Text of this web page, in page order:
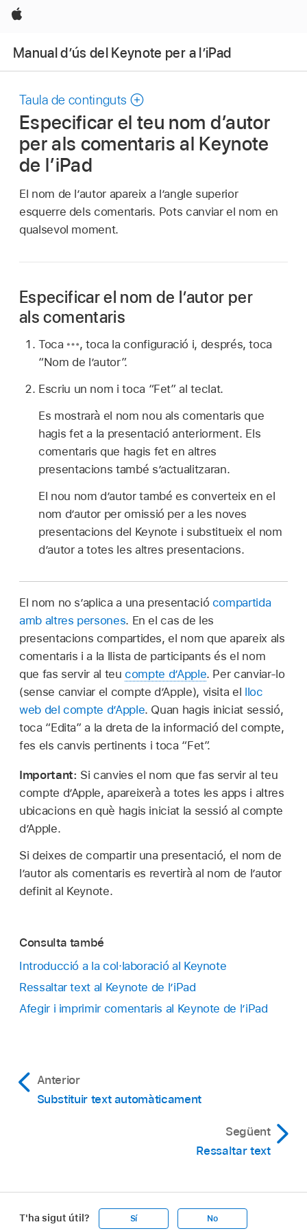
Apple
Manual d’ús del Keynote per a l’iPad
Taula de continguts
Especificar el teu nom d’autor
per als comentaris al Keynote
de l’iPad
El nom de l’autor apareix a l’angle superior
esquerre dels comentaris. Pots canviar el nom en
qualsevol moment.
Especificar el nom de l’autor per
als comentaris
Toca ,toca la configuració i, després, toca
“Nom de l’autor”.
Escriu un nom i toca “Fet” al teclat.
Es mostrarà el nom nou als comentaris que
hagis fet a la presentació anteriorment. Els
comentaris que hagis fet en altres
presentacions també s’actualitzaran.
El nou nom d’autor també es converteix en el
nom d’autor per omissió per a les noves
presentacions del Keynote i substitueix el nom
d’autor a totes les altres presentacions.
El nom no s’aplica a una presentació compartida
amb altres persones. En el cas de les
presentacions compartides, el nom que apareix als
comentaris i a la llista de participants és el nom
que fas servir al teucompte d’Apple. Per canviar-lo
(sense canviar el compte d’Apple), visita el lloc
web del compte d’Apple. Quan hagis iniciat sessió,
toca “Edita” a la dreta de la informació del compte,
fes els canvis pertinents i toca “Fet”.
Important: Si canvies el nom que fas servir al teu
compte d’Apple, apareixerà a totes les apps i altres
ubicacions en què hagis iniciat la sessió al compte
d’Apple.
Si deixes de compartir una presentació, el nom de
l’autor als comentaris es revertirà al nom de l’autor
definit al Keynote.
Consulta també
Introducció a la col·laboració al Keynote
Ressaltar text al Keynote de l’iPad
Afegir i imprimir comentaris al Keynote de l’iPad
Anterior
Substituir text automàticament
Següent
Ressaltar text
T'ha sigut útil? Sí No